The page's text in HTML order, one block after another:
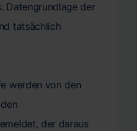
Datengrundlage der
tatsächlich
werden von den
der daraus